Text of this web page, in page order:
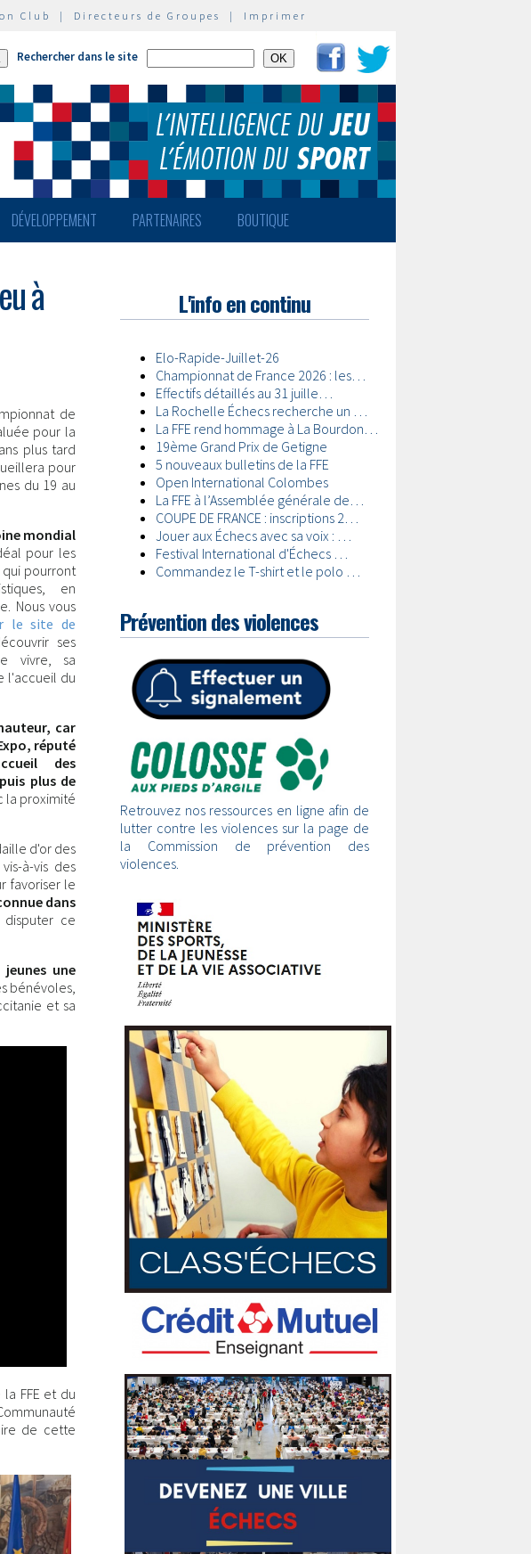
Club | Directeurs de Groupes | Imprimer
Rechercher dans le site
DÉVELOPPEMENT PARTENAIRES BOUTIQUE
à
de
pour la
plus tard
pour
du 19 au
mondial
pour les
pourront
en
Nous vous
le site de
ses
vivre, sa
l'accueil du
car
réputé
des
plus de
la proximité
d'or des
à-vis des
favoriser le
dans
ce
une
bénévoles,
et sa
FFE et du
de cette
L'info en continu
Prévention des violences
Retrouvez nos ressources en ligne afin de
lutter contre les violences sur la page de
la Commission de prévention des
violences.